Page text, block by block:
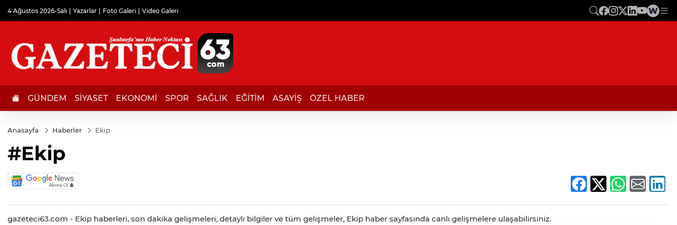
4 Ağustos 2026-Salı Yazarlar Foto Galeri Video Galeri
GÜNDEM SİYASET EKONOMİ SPOR SAĞLIK EĞİTİM ASAYİŞ ÖZEL HABER
Anasayfa Haberler Ekip
#Ekip
gazeteci63.com - Ekip haberleri, son dakika gelişmeleri, detaylı bilgiler ve tüm gelişmeler, Ekip haber sayfasında canlı gelişmelere ulaşabilirsiniz.